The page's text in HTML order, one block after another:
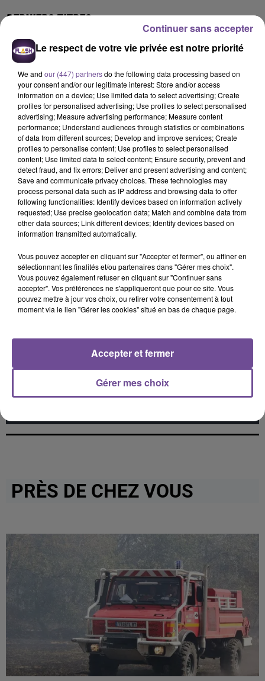
DERNIERS TITRES
18h07
18h07
NICKY JAM
El Perdon
ORIA
Soirée Mondaine
BEYONCE
Single Ladies
17h54
17h54
Elizabeth Taylor
17h46
17h46
Calm Down
17h42
17h42
The Way We Touch
dépôt de cookies que vous avez exprimé. Si vous
souhaitez l'afficher, merci de nous donner votre accord
PRÈS DE CHEZ VOUS
Le respect de votre vie privée est notre priorité
We and our (447) partnersdo the following data processing based on
your consent and/or our legitimate interest: Store and/or access
information on a device; Use limited data to select advertising; Create
profiles for personalised advertising; Use profiles to select personalised
advertising; Measure advertising performance; Measure content
performance; Understand audiences through statistics or combinations
of data from different sources; Develop and improve services; Create
profiles to personalise content; Use profiles to select personalised
content; Use limited data to select content; Ensure security, prevent and
detect fraud, and fix errors; Deliver and present advertising and content;
Save and communicate privacy choices. These technologies may
process personal data such as IP address and browsing data to offer
following functionalities: Identify devices based on information actively
requested; Use precise geolocation data; Match and combine data from
other data sources; Link different devices; Identify devices based on
information transmitted automatically.
Vous pouvez accepter en cliquant sur "Accepter et fermer", ou affiner en
sélectionnant les finalités et/ou partenaires dans "Gérer mes choix".
Vous pouvez également refuser en cliquant sur "Continuer sans
accepter". Vos préférences ne s'appliqueront que pour ce site. Vous
pouvez mettre à jour vos choix, ou retirer votre consentement à tout
moment via le lien "Gérer les cookies" situé en bas de chaque page.
Gérer mes choix
Accepter et fermer
Continuer sans accepter